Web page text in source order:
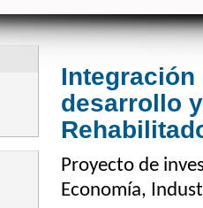
Integración
desarrollo
Proyecto de
Economía,